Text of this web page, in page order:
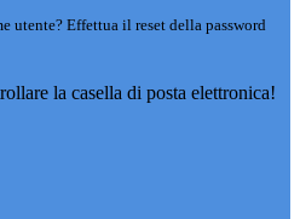
utente? Effettua il reset della password
la casella di posta elettronica!